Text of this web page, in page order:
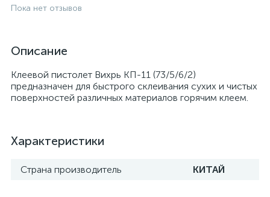
Пока нет отзывов
Описание
Клеевой пистолет Вихрь КП-11 (73/5/6/2)
предназначен для быстрого склеивания сухих и чистых
поверхностей различных материалов горячим клеем.
Характеристики
Страна производитель КИТАЙ